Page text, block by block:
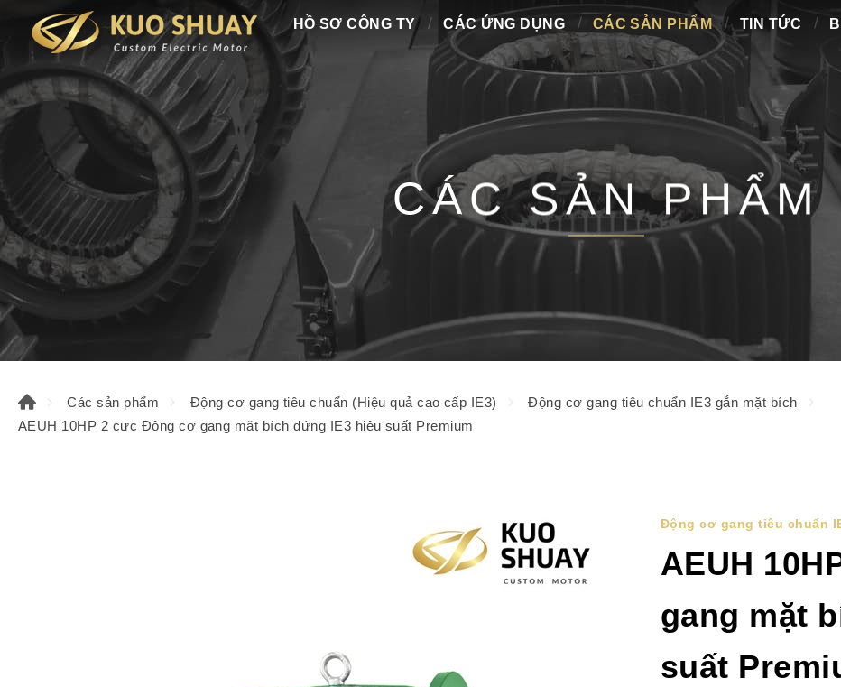
HỒ SƠ CÔNG TY CÁC ỨNG DỤNG CÁC SẢN PHẨM TIN TỨC
CÁC SẢN PHẨM
Các sản phẩm Động cơ gang tiêu chuẩn (Hiệu quả cao cấp IE3)
Động cơ gang tiêu chuẩn IE3 gắn mặt bích
AEUH 10HP 2 cực Động cơ gang mặt bích đứng IE3 hiệu suất Premium
Động cơ gang tiêu chuẩn
AEUH
gang mặt
suất